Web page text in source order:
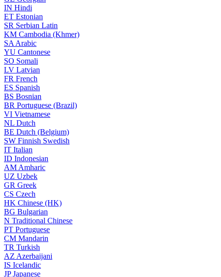
IN Hindi
ET Estonian
SR Serbian Latin
KM Cambodia (Khmer)
SA Arabic
YU Cantonese
SO Somali
LV Latvian
FR French
ES Spanish
BS Bosnian
BR Portuguese (Brazil)
VI Vietnamese
NL Dutch
BE Dutch (Belgium)
SW Finnish Swedish
IT Italian
ID Indonesian
AM Amharic
UZ Uzbek
GR Greek
CS Czech
HK Chinese (HK)
BG Bulgarian
N Traditional Chinese
PT Portuguese
CM Mandarin
TR Turkish
AZ Azerbaijani
IS Icelandic
JPJapanese